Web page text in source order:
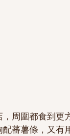
周圍都食到更
蕃薯條，又有